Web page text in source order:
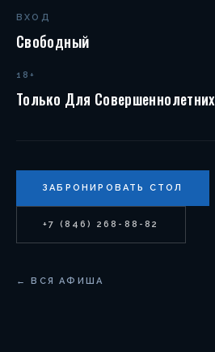
ВХОД
Свободный
18+
Только Для Совершеннолетних
ЗАБРОНИРОВАТЬ СТОЛ
+7 (846) 268-88-82
← ВСЯ АФИША